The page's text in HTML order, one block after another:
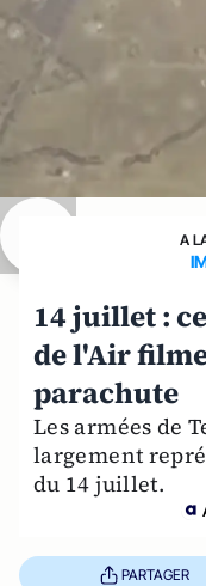
A
14 juillet :
de l'Air
parachute
Les armées de
largement
du 14 juillet.
PARTAGER